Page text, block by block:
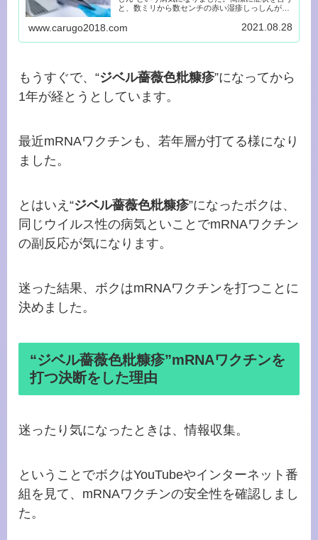
と、数ミリから数センチの赤い湿疹しっしんが身
www.carugo2018.com 2021.08.28
もうすぐで、 “ジベル薔薇色粃糠疹”になってから
1年が経とうとしています。
最近mRNAワクチンも、若年層が打てる様になり
ました。
とはいえ “ジベル薔薇色粃糠疹”になったボクは、
同じウイルス性の病気といことでmRNAワクチン
の副反応が気になります。
迷った結果、ボクはmRNAワクチンを打つことに
決めました。
“ジベル薔薇色粃糠疹”mRNAワクチンを
打つ決断をした理由
迷ったり気になったときは、情報収集。
ということでボクはYouTubeやインターネット番
組を見て、 mRNAワクチンの安全性を確認しまし
た。